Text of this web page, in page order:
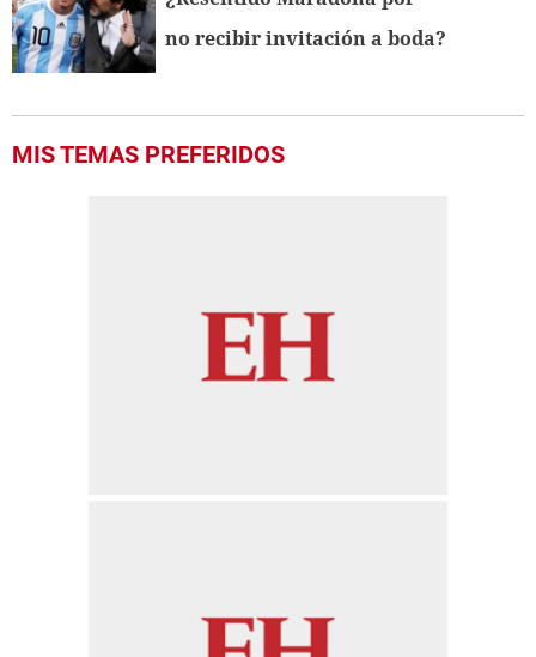
no recibir invitación a boda?
MIS TEMAS PREFERIDOS